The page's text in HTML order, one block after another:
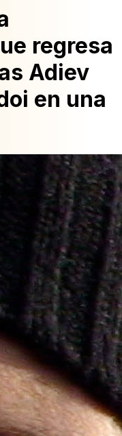
regresa
Adiev
en una